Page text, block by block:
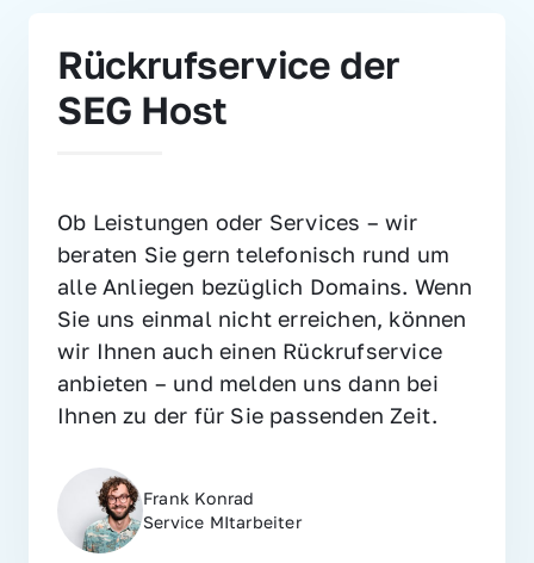
Rückrufservice der
SEG Host
Ob Leistungen oder Services – wir
beraten Sie gern telefonisch rund um
alle Anliegen bezüglich Domains. Wenn
Sie uns einmal nicht erreichen, können
wir Ihnen auch einen Rückrufservice
anbieten – und melden uns dann bei
Ihnen zu der für Sie passenden Zeit.
Frank Konrad
Service MItarbeiter